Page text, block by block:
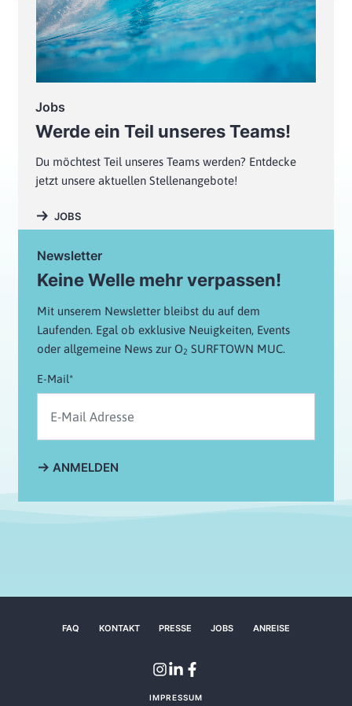
Jobs
Werde ein Teil unseres Teams!
Du möchtest Teil unseres Teams werden? Entdecke
jetzt unsere aktuellen Stellenangebote!
JOBS
Newsletter
Keine Welle mehr verpassen!
Mit unserem Newsletter bleibst du auf dem
Laufenden. Egal ob exklusive Neuigkeiten, Events
oder allgemeine News zur O2 SURFTOWN MUC.
E-Mail*
ANMELDEN
FAQ KONTAKT PRESSE JOBS ANREISE
IMPRESSUM